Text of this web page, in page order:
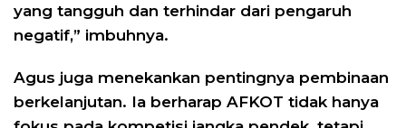
yang tangguh dan terhindar dari pengaruh
negatif,” imbuhnya.
Agus juga menekankan pentingnya pembinaan
berkelanjutan. Ia berharap AFKOT tidak hanya